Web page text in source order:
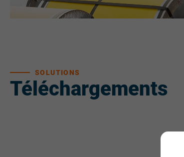
Téléchargements
SOLUTIONS